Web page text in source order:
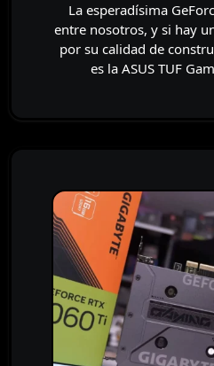
La esperadísima GeForce RTX 5090 ya está
entre nosotros, y si hay
por su calidad de
es la ASUS TUF